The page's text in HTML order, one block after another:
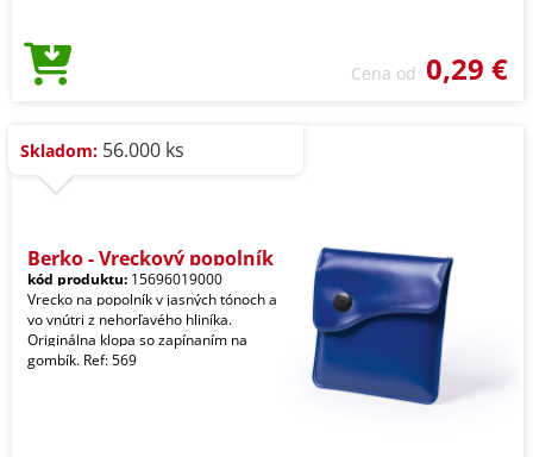
Cena od 0,29 €
Skladom: 56.000 ks
Berko - Vreckový popolník
kód produktu: 15696019000
Vrecko na popolník v jasných tónoch a
vo vnútri z nehorľavého hliníka.
Originálna klopa so zapínaním na
gombík. Ref: 569